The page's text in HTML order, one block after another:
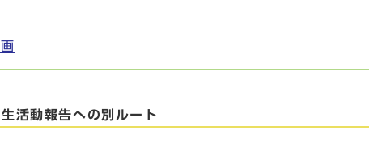
動報告への別ルート